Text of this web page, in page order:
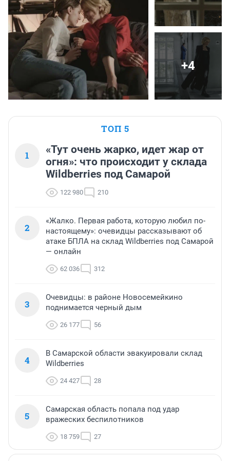
+4
ТОП 5
1
«Тут очень жарко, идет жар от
огня»: что происходит у склада
Wildberries под Самарой
122 980 210
2
«Жалко. Первая работа, которую любил по-
настоящему»: очевидцы рассказывают об
атаке БПЛА на склад Wildberries под Самарой
— онлайн
62 036 312
3
Очевидцы: в районе Новосемейкино
поднимается черный дым
26 177 56
4
В Самарской области эвакуировали склад
Wildberries
24 427 28
5
Самарская область попала под удар
вражеских беспилотников
18 759 27